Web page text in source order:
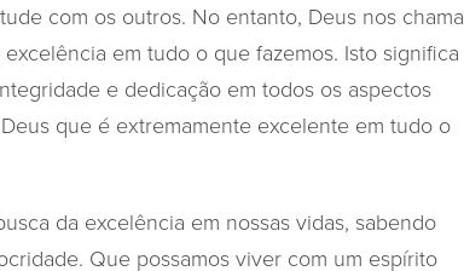
com os outros. No entanto, Deus nos chama
em tudo o que fazemos. Isto significa
e dedicação em todos os aspectos
que é extremamente excelente em tudo o
da excelência em nossas vidas, sabendo
Que possamos viver com um espírito